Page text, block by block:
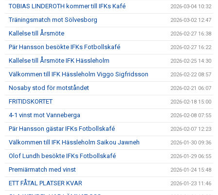
TOBIAS LINDEROTH kommer till IFKs Kafé 2026-03-04 10:32
Träningsmatch mot Sölvesborg 2026-03-02 12:47
Kallelse till Årsmöte 2026-02-27 16:38
Pär Hansson besökte IFKs Fotbollskafé 2026-02-27 16:22
Kallelse till Årsmöte IFK Hässleholm 2026-02-25 14:30
Välkommen till IFK Hässleholm Viggo Sigfridsson 2026-02-22 08:57
Nosaby stod för motståndet 2026-02-21 06:07
FRITIDSKORTET 2026-02-18 15:00
4-1 vinst mot Vanneberga 2026-02-08 07:55
Pär Hansson gästar IFKs Fotbollskafé 2026-02-07 12:23
Välkommen till IFK Hässleholm Saikou Jawneh 2026-01-30 09:36
Olof Lundh besökte IFKs Fotbollskafé 2026-01-29 06:55
Premiärmatch med vinst 2026-01-24 15:48
ETT FÅTAL PLATSER KVAR 2026-01-23 11:46